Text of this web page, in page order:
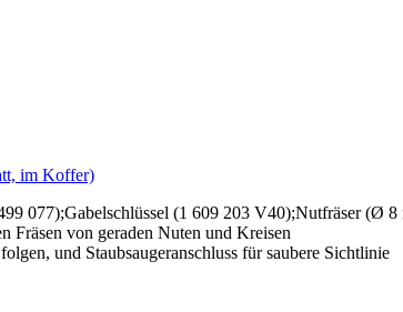
im Koffer)
077);Gabelschlüssel (1 609 203 V40);Nutfräser (Ø 8
Fräsen von geraden Nuten und Kreisen
und Staubsaugeranschluss für saubere Sichtlinie